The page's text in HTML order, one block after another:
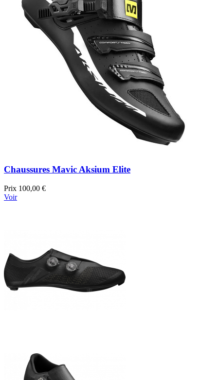
Chaussures Mavic Aksium Elite
Prix 100,00 €
Voir